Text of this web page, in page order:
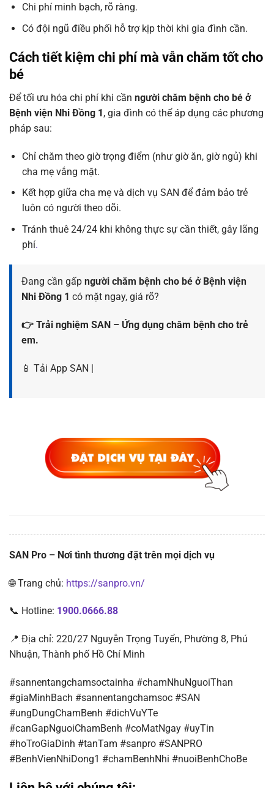
Chi phí minh bạch, rõ ràng.
Có đội ngũ điều phối hỗ trợ kịp thời khi gia đình cần.
Cách tiết kiệm chi phí mà vẫn chăm tốt cho
bé
Để tối ưu hóa chi phí khi cần người chăm bệnh cho bé ở
Bệnh viện Nhi Đồng 1, gia đình có thể áp dụng các phương
pháp sau:
Chỉ chăm theo giờ trọng điểm (như giờ ăn, giờ ngủ) khi
cha mẹ vắng mặt.
Kết hợp giữa cha mẹ và dịch vụ SAN để đảm bảo trẻ
luôn có người theo dõi.
Tránh thuê 24/24 khi không thực sự cần thiết, gây lãng
phí.
Đang cần gấp người chăm bệnh cho bé ở Bệnh viện
Nhi Đồng 1 có mặt ngay, giá rõ?
👉 Trải nghiệm SAN – Ứng dụng chăm bệnh cho trẻ
em.
📱 Tải App SAN |
SAN Pro – Nơi tình thương đặt trên mọi dịch vụ
🌐 Trang chủ: https://sanpro.vn/
📞 Hotline: 1900.0666.88
📍 Địa chỉ: 220/27 Nguyễn Trọng Tuyển, Phường 8, Phú
Nhuận, Thành phố Hồ Chí Minh
#sannentangchamsoctainha #chamNhuNguoiThan
#giaMinhBach #sannentangchamsoc #SAN
#ungDungChamBenh #dichVuYTe
#canGapNguoiChamBenh #coMatNgay #uyTin
#hoTroGiaDinh #tanTam #sanpro #SANPRO
#BenhVienNhiDong1 #chamBenhNhi #nuoiBenhChoBe